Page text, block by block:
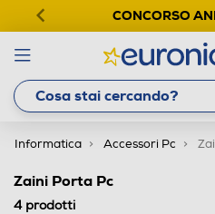
CONCORSO
Informatica Accessori Pc
Zaini Porta Pc
4prodotti